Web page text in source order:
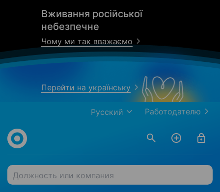
Вживання російської
небезпечне
Чому ми так вважаємо
Перейти на українську
Работодателю
Русский
Должность или компания